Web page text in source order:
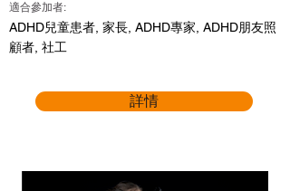
適合參加者:
ADHD兒童患者, 家長, ADHD專家, ADHD朋友照
顧者, 社工
詳情